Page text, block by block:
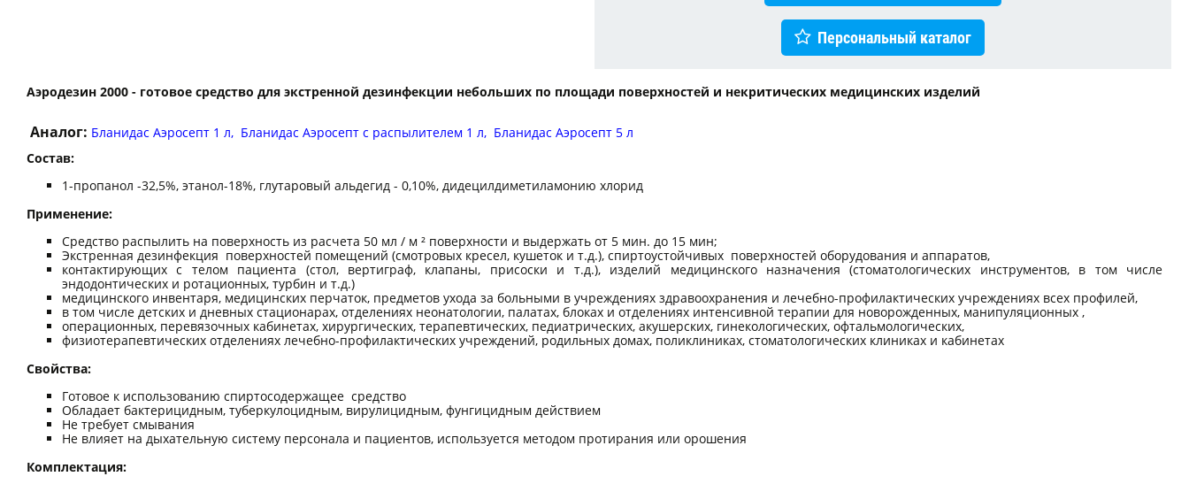
Персональный каталог
Аэродезин 2000 - готовое средство для экстренной дезинфекции небольших по площади поверхностей и некритических медицинских изделий
Аналог: Бланидас Аэросепт 1 л, Бланидас Аэросепт с распылителем 1 л, Бланидас Аэросепт 5 л
Состав:
1-пропанол -32,5%, этанол-18%, глутаровый альдегид - 0,10%, дидецилдиметиламонию хлорид
Применение:
Средство распылить на поверхность из расчета 50 мл / м ² поверхности и выдержать от 5 мин. до 15 мин;
Экстренная дезинфекция поверхностей помещений (смотровых кресел, кушеток и т.д.), спиртоустойчивых поверхностей оборудования и аппаратов,
контактирующих с телом пациента (стол, вертиграф, клапаны, присоски и т.д.), изделий медицинского назначения (стоматологических инструментов, в том числе
эндодонтических и ротационных, турбин и т.д.)
медицинского инвентаря, медицинских перчаток, предметов ухода за больными в учреждениях здравоохранения и лечебно-профилактических учреждениях всех профилей,
в том числе детских и дневных стационарах, отделениях неонатологии, палатах, блоках и отделениях интенсивной терапии для новорожденных, манипуляционных ,
операционных, перевязочных кабинетах, хирургических, терапевтических, педиатрических, акушерских, гинекологических, офтальмологических,
физиотерапевтических отделениях лечебно-профилактических учреждений, родильных домах, поликлиниках, стоматологических клиниках и кабинетах
Свойства:
Готовое к использованию спиртосодержащее средство
Обладает бактерицидным, туберкулоцидным, вирулицидным, фунгицидным действием
Не требует смывания
Не влияет на дыхательную систему персонала и пациентов, используется методом протирания или орошения
Комплектация: